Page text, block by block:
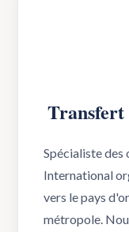
Spécialiste des
International
vers le pays
métropole.